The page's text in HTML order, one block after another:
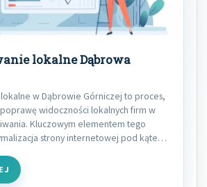
lokalne Dąbrowa
w Dąbrowie Górniczej to proces,
widoczności lokalnych firm w
Kluczowym elementem tego
strony internetowej pod kątem